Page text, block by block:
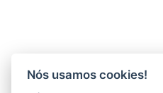
Nós usamos cookies!